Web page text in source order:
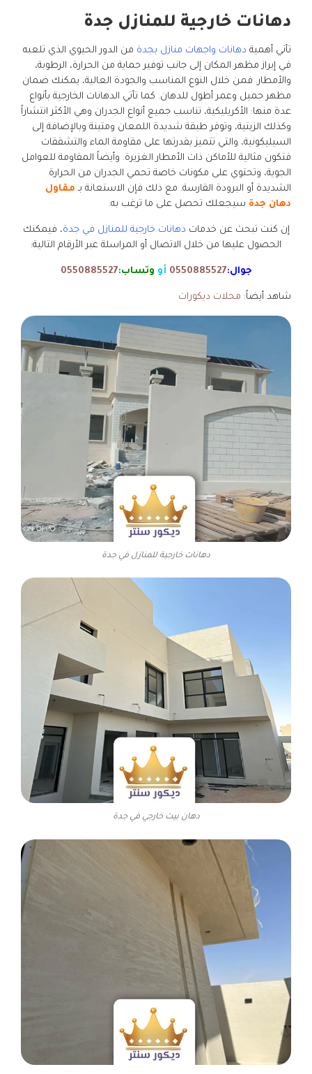
دهانات خارجية للمنازل جدة
تأتي أهمية دهانات واجهات منازل بجدة من الدور الحيوي الذي تلعبه
في إبراز مظهر المكان إلى جانب توفير حماية من الحرارة، الرطوبة،
والأمطار. فمن خلال النوع المناسب والجودة العالية، يمكنك ضمان
مظهر جميل وعمر أطول للدهان. كما تأتي الدهانات الخارجية بأنواع
عدة منها: الأكريليكية، تناسب جميع أنواع الجدران وهي الأكثر انتشاراً
وكذلك الزيتية، وتوفر طبقة شديدة اللمعان ومتينة وبالإضافة إلى
السيليكونية، والتي تتميز بقدرتها على مقاومة الماء والتشققات
فتكون مثالية للأماكن ذات الأمطار الغزيرة. وأيضاً المقاومة للعوامل
الجوية، وتحتوي على مكونات خاصة تحمي الجدران من الحرارة
الشديدة أو البرودة القارسة. مع ذلك فإن الاستعانة بـ مقاول
دهان جدة سيجعلك تحصل على ما ترغب به.
إن كنت تبحث عن خدمات دهانات خارجية للمنازل في جدة، فيمكنك
الحصول عليها من خلال الاتصال أو المراسلة عبر الأرقام التالية:
جوال:0550885527 أو وتساب:0550885527
شاهد أيضاً: محلات ديكورات
دهانات خارجية للمنازل في جدة
دهان بيت خارجي في جدة